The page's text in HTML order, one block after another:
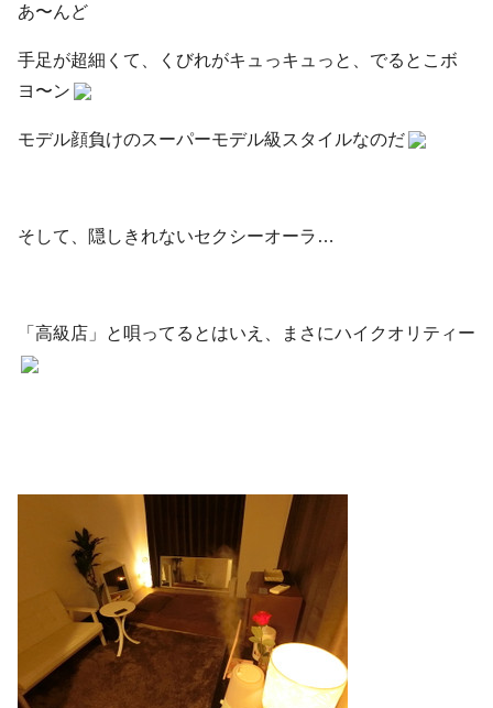
あ〜んど
手足が超細くて、くびれがキュっキュっと、でるとこボ
ヨ〜ン
モデル顔負けのスーパーモデル級スタイルなのだ
そして、隠しきれないセクシーオーラ…
「高級店」と唄ってるとはいえ、まさにハイクオリティー